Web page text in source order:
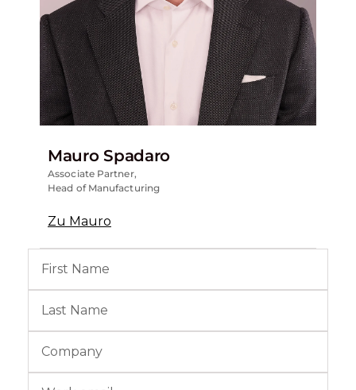
Mauro Spadaro
Associate Partner,
Head of Manufacturing
Zu Mauro